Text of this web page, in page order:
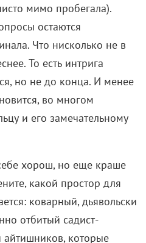
мимо пробегала).
остаются
Что нисколько не в
То есть интрига
но не до конца. И менее
во многом
и его замечательному
хорош, но еще краше
какой простор для
коварный, дьявольски
отбитый садист-
айтишников, которые